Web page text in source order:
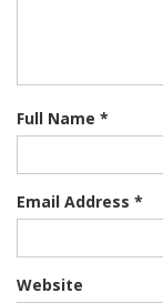
Full Name *
Email Address *
Website